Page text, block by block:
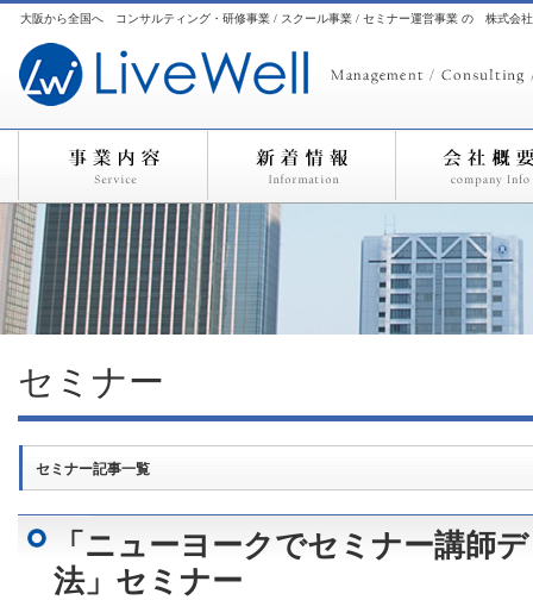
大阪から全国へ コンサルティング・研修事業 / スクール事業 / セミナー運営事業 の 株式会
セミナー
セミナー記事一覧
「ニューヨークでセミナー講師
法」セミナー